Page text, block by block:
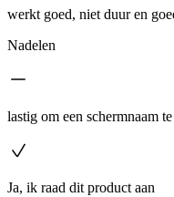
werkt goed, niet duur en
Nadelen
lastig om een schermnaam
Ja, ik raad dit product aan